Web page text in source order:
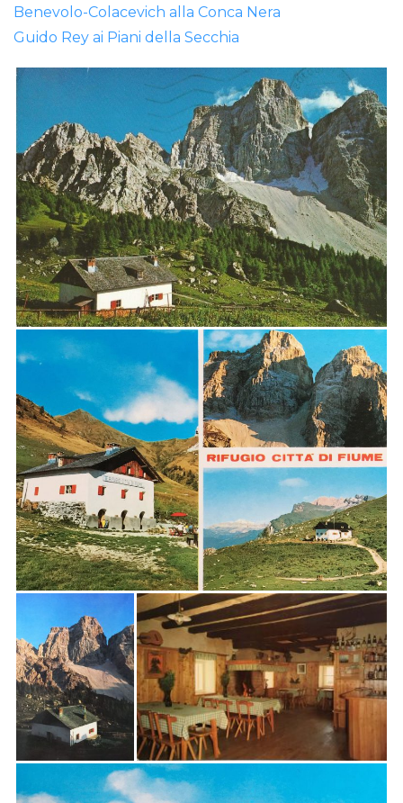
Benevolo-Colacevich alla Conca Nera
Guido Rey ai Piani della Secchia